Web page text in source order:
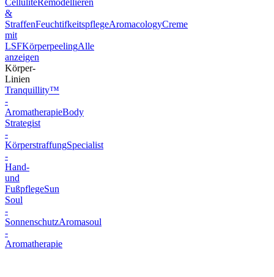
&
StraffenFeuchtifkeitspflegeAromacologyCreme
mit
LSFKörperpeelingAlle
anzeigen
Körper-
Linien
Tranquillity™
-
AromatherapieBody
Strategist
-
KörperstraffungSpecialist
-
Hand-
und
FußpflegeSun
Soul
-
SonnenschutzAromasoul
-
Aromatherapie